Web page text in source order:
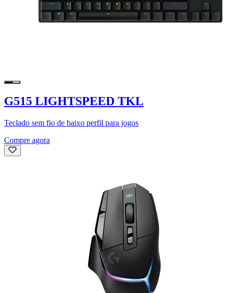
G515 LIGHTSPEED TKL
Teclado sem fio de baixo perfil para jogos
Compre agora